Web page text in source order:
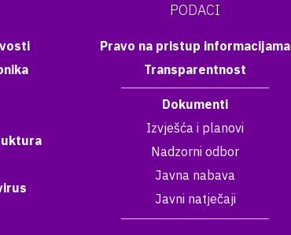
PODACI
Pravo na pristup informacijama
Transparentnost
Dokumenti
Izvješća i planovi
Nadzorni odbor
Javna nabava
Javni natječaji